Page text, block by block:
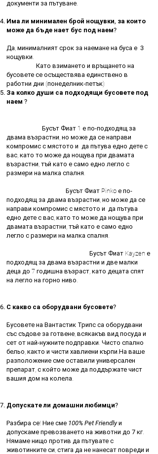
документи за пътуване.
Има ли минимален брой нощувки, за които
може да бъде нает бус под наем?
Да, минималният срок за наемане на буса е 3
нощувки.
Като взимането и връщането на
бусовете се осъществява единствено в
работни дни (понеделник-петък)
За колко души са подходящи бусовете под
наем ?
Бусът Фиат 1 е по-подходящ за
двама възрастни, но може да се направи
компромис с мястото и да пътува едно дете с
вас, като то може да нощува при двамата
възрастни, тъй като е само едно легло с
размери на малка спалня.
Бусът Фиат Pinko е по-
подходящ за двама възрастни, но може да се
направи компромис с мястото и да пътува
едно дете с вас, като то може да нощува при
двамата възрастни, тъй като е само едно
легло с размери на малка спалня.
Бусът Фиат Kayzen е
подходящ за двама възрастни и две малки
деца до 7 годишна възраст, като децата спят
на легло на горно ниво.
С какво са оборудвани бусовете?
Бусовете на Вантастик Трипс са оборудвани
със съдове за готвене, всякакъв вид посуда и
сет от най-нужните подправки. Чисто спално
бельо, както и чисти хавлиени кърпи.На ваше
разположение сме оставили универсален
препарат, с който може да поддържате чист
вашия дом на колела.
Допускате ли домашни любимци?
Разбира се! Ние сме 100% Pet Friendlyи
допускаме превозването на животни до 7 кг.
Нямаме нищо против да пътувате с
животинките си, стига да не нанесат повреди и